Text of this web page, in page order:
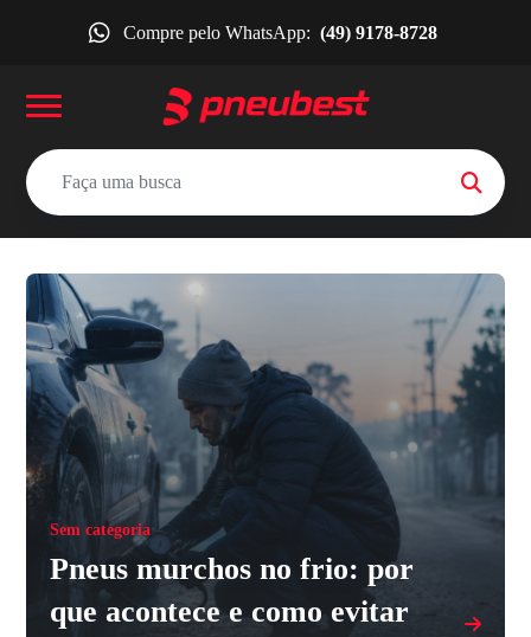
Compre pelo WhatsApp: (49) 9178-8728
Sem categoria
Pneus murchos no frio: por
que acontece e como evitar